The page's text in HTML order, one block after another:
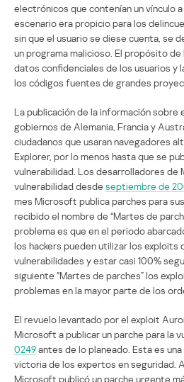
electrónicos que contenían un vínculo
escenario era propicio para los
sin que el usuario se diese cuenta, se
un programa malicioso. El propósito
datos confidenciales de los usuarios y
los códigos fuentes de grandes
La publicación de la información sobre
gobiernos de Alemania, Francia y
ciudadanos que usaran navegadores
Explorer, por lo menos hasta que se
vulnerabilidad. Los desarrolladores de
vulnerabilidad desde septiembre de
mes Microsoft publica parches para
recibido el nombre de “Martes de
problema es que en el periodo
los hackers pueden utilizar los exploits
vulnerabilidades y estar casi 100%
siguiente “Martes de parches” los
problemas en la mayor parte de los
El revuelo levantado por el exploit
Microsoft a publicar un parche para la
0249antes de lo planeado. Esta es
victoria de los expertos en seguridad.
Microsoft publicó un parche urgente